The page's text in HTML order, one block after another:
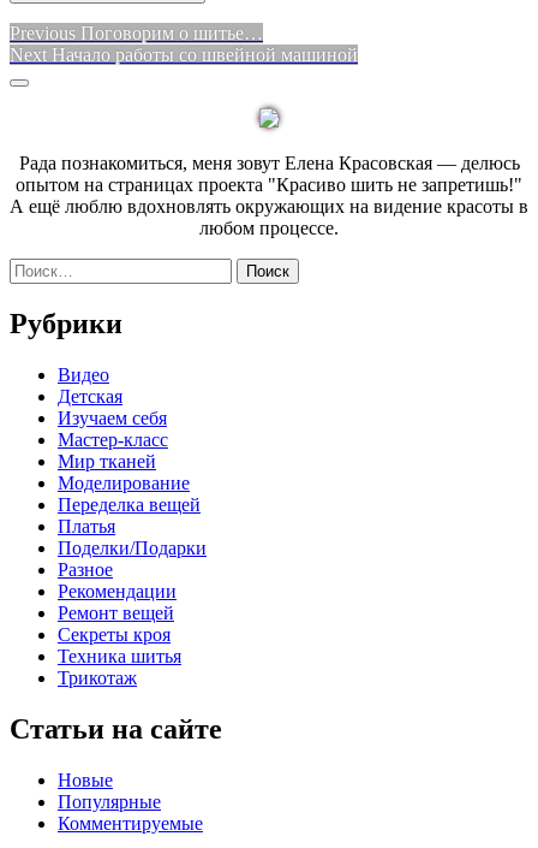
Навигация
по
Previous Previous
post:
Поговорим о шитье…
Next Next
Начало работы со швейной машиной
Sidebar
Рада познакомиться, меня зовут Елена Красовская — делюсь
опытом на страницах проекта "Красиво шить не запретишь!"
А ещё люблю вдохновлять окружающих на видение красоты в
любом процессе.
Найти:
Рубрики
Видео
Детская
Изучаем себя
Мастер-класс
Мир тканей
Моделирование
Переделка вещей
Платья
Поделки/Подарки
Разное
Рекомендации
Ремонт вещей
Секреты кроя
Техника шитья
Трикотаж
Статьи на сайте
Новые
Популярные
Комментируемые